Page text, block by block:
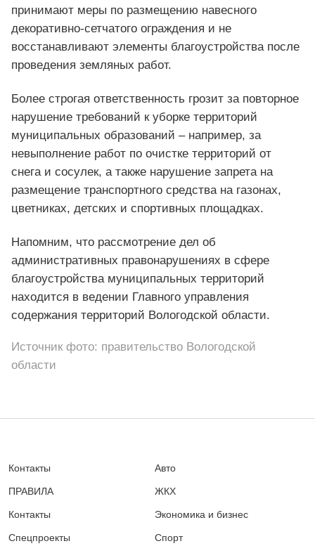
принимают меры по размещению навесного
декоративно-сетчатого ограждения и не
восстанавливают элементы благоустройства после
проведения земляных работ.
Более строгая ответственность грозит за повторное
нарушение требований к уборке территорий
муниципальных образований – например, за
невыполнение работ по очистке территорий от
снега и сосулек, а также нарушение запрета на
размещение транспортного средства на газонах,
цветниках, детских и спортивных площадках.
Напомним, что рассмотрение дел об
административных правонарушениях в сфере
благоустройства муниципальных территорий
находится в ведении Главного управления
содержания территорий Вологодской области.
Источник фото: правительство Вологодской
области
Контакты
ПРАВИЛА
Контакты
Спецпроекты
Авто
ЖКХ
Экономика и бизнес
Спорт